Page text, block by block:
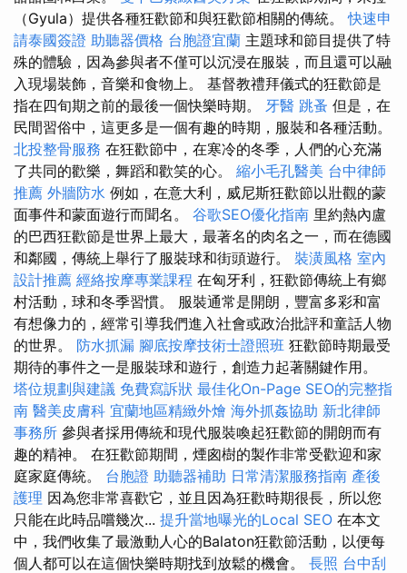
（Gyula）提供各種狂歡節和與狂歡節相關的傳統。快速申
請泰國簽證 助聽器價格 台胞證宜蘭 主題球和節目提供了特
殊的體驗，因為參與者不僅可以沉浸在服裝，而且還可以融
入現場裝飾，音樂和食物上。 基督教禮拜儀式的狂歡節是
指在四旬期之前的最後一個快樂時期。 牙醫 跳蚤 但是，在
民間習俗中，這更多是一個有趣的時期，服裝和各種活動。
北投整骨服務 在狂歡節中，在寒冷的冬季，人們的心充滿
了共同的歡樂，舞蹈和歡笑的心。 縮小毛孔醫美 台中律師
推薦 外牆防水 例如，在意大利，威尼斯狂歡節以壯觀的蒙
面事件和蒙面遊行而聞名。 谷歌SEO優化指南 里約熱內盧
的巴西狂歡節是世界上最大，最著名的肉名之一，而在德國
和鄰國，傳統上舉行了服裝球和街頭遊行。 裝潢風格 室內
設計推薦 經絡按摩專業課程 在匈牙利，狂歡節傳統上有鄉
村活動，球和冬季習慣。 服裝通常是開朗，豐富多彩和富
有想像力的，經常引導我們進入社會或政治批評和童話人物
的世界。 防水抓漏 腳底按摩技術士證照班 狂歡節時期最受
期待的事件之一是服裝球和遊行，創造力起著關鍵作用。
塔位規劃與建議 免費寫訴狀 最佳化On-Page SEO的完整指
南 醫美皮膚科 宜蘭地區精緻外燴 海外抓姦協助 新北律師
事務所 參與者採用傳統和現代服裝喚起狂歡節的開朗而有
趣的精神。 在狂歡節期間，煙囪樹的製作非常受歡迎和家
庭家庭傳統。 台胞證 助聽器補助 日常清潔服務指南 產後
護理 因為您非常喜歡它，並且因為狂歡時期很長，所以您
只能在此時品嚐幾次... 提升當地曝光的Local SEO 在本文
中，我們收集了最激動人心的Balaton狂歡節活動，以便每
個人都可以在這個快樂時期找到放鬆的機會。 長照 台中刮